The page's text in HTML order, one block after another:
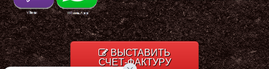
ВЫСТАВИТЬ
СЧЕТ-ФАКТУРУ